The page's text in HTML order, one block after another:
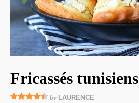
Fricassés tunisiens
by LAURENCE